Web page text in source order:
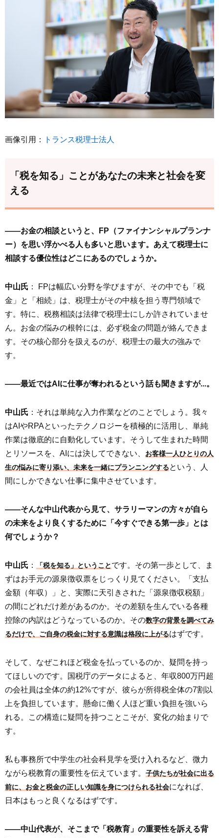
画像引用： トランス税理士法人
「税を知る」ことがあなたの未来と社会を変
える
――お金の相談というと、FP（ファイナンシャルプランナ
ー）を思い浮かべる人も多いと思います。あえて税理士に
相談する優位性はどこにあるのでしょうか。
中山氏 ： FPは幅広い分野を学びますが、その中でも「税
金」と「相続」は、税理士がその中核を担う専門領域で
す。特に、税務相談は法律で税理士にしか許されていませ
ん。お金の悩みの根幹には、必ず税金の問題が絡んできま
す。その核心部分を扱えるのが、税理士の最大の強みで
す。
――最近ではAIに仕事が奪われるという話も聞きますが...。
中山氏 ：それは単純な入力作業などのことでしょう。我々
はAIやRPAといったテクノロジーを積極的に活用し、単純
作業は徹底的に自動化しています。そうして生まれた時間
とリソースを、AIには決してできない、
お客様一人ひとりの人
生の悩みに寄り添い、未来を一緒にプランニングする という、人
間にしかできない仕事に集中させています。
――そんな中山代表から見て、サラリーマンの方々が自ら
の未来をより良くするために「今すぐできる第一歩」とは
何でしょうか？
中山氏 ： 「税を知る」ということ です。その第一歩として、ま
ずはお手元の源泉徴収票をじっくり見てください。「支払
金額（年収）」と、実際に天引きされた「源泉徴収税額」
の間にどれだけ差があるのか。その差額を生んでいる各種
控除の内訳はどうなっているのか。その数字の背景を調べてみ
るだけで、ご自身の税金に対する意識は格段に上がるはずです。
そして、なぜこれほど税金を払っているのか、疑問を持っ
てほしいのです。国税庁のデータによると、年収800万円超
の会社員は全体の約12%ですが、彼らが所得税全体の7割以
上を負担しています。懸命に働く人ほど重い負担を強いら
れる。この構造に疑問を持つことこそが、変化の始まりで
す。
私も事務所で中学生の社会科見学を受け入れるなど、微力
ながら税教育の重要性を伝えています。 子供たちが社会に出る
前に、お金と税金の正しい知識を身につけられる社会になれば、
日本はもっと良くなるはずです。
――中山代表が、そこまで「税教育」の重要性を訴える背